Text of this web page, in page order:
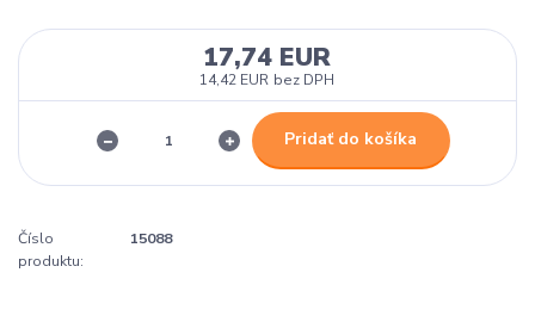
17,74 EUR
14,42 EUR bez DPH
Pridať do košíka
Číslo
produktu:
15088